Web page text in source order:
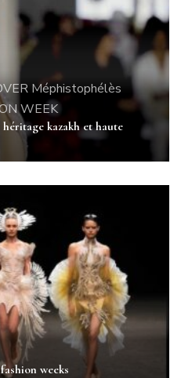
Méphistophélès
WEEK
kazakh et haute
weeks